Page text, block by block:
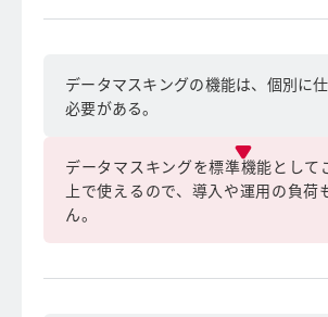
データマスキングの機能は、個別に
必要がある。
データマスキングを標準機能として
上で使えるので、導入や運用の負荷
ん。